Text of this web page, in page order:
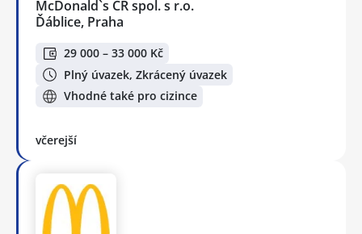
McDonald`s ČR spol. s r.o.
Ďáblice, Praha
29 000 – 33 000 Kč
Plný úvazek, Zkrácený úvazek
Vhodné také pro cizince
včerejší